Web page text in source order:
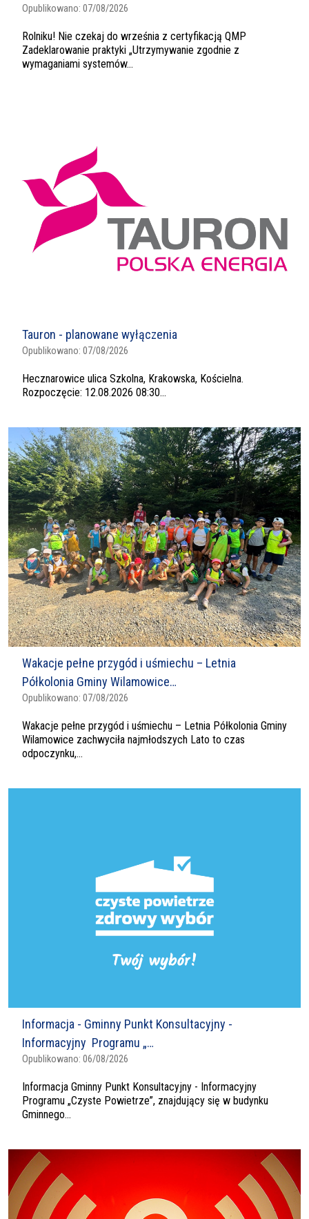
Opublikowano: 07/08/2026
Rolniku! Nie czekaj do września z certyfikacją QMP
Zadeklarowanie praktyki „Utrzymywanie zgodnie z
wymaganiami systemów...
Tauron - planowane wyłączenia
Opublikowano: 07/08/2026
Hecznarowice ulica Szkolna, Krakowska, Kościelna.
Rozpoczęcie: 12.08.2026 08:30...
Wakacje pełne przygód i uśmiechu – Letnia
Półkolonia Gminy Wilamowice…
Opublikowano: 07/08/2026
Wakacje pełne przygód i uśmiechu – Letnia Półkolonia Gminy
Wilamowice zachwyciła najmłodszych Lato to czas
odpoczynku,...
Informacja - Gminny Punkt Konsultacyjny -
Informacyjny Programu „…
Opublikowano: 06/08/2026
Informacja Gminny Punkt Konsultacyjny - Informacyjny
Programu „Czyste Powietrze”, znajdujący się w budynku
Gminnego...